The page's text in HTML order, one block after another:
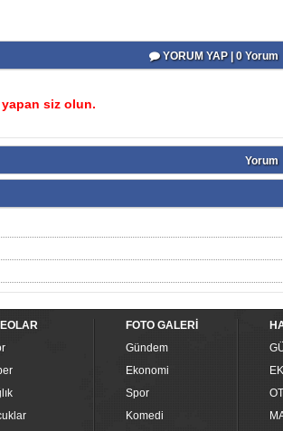
YORUM YAP | 0 Yorum
yapan siz olun.
Yorum
FOTO GALERİ
Gündem
Ekonomi
Spor
Komedi